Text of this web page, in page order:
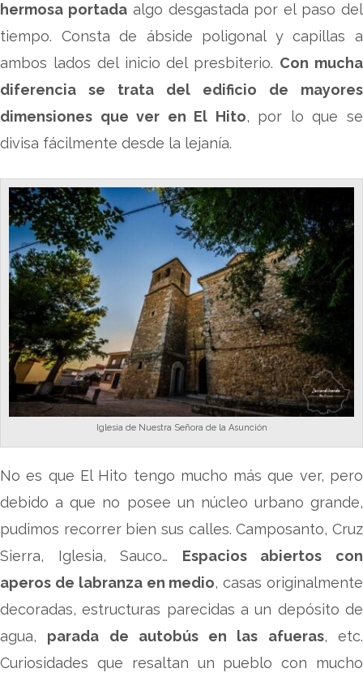
hermosa portadaalgo desgastada por el paso del
tiempo. Consta de ábside poligonal y capillas a
ambos lados del inicio del presbiterio. Con mucha
diferencia se trata del edificio de mayores
dimensiones que ver en El Hito, por lo que se
divisa fácilmente desde la lejanía.
Iglesia de Nuestra Señora de la Asunción
No es que El Hito tengo mucho más que ver, pero
debido a que no posee un núcleo urbano grande,
pudimos recorrer bien sus calles. Camposanto, Cruz
Sierra, Iglesia, Sauco… Espacios abiertos con
aperos de labranza en medio, casas originalmente
decoradas, estructuras parecidas a un depósito de
agua, parada de autobús en las afueras, etc.
Curiosidades que resaltan un pueblo con mucho